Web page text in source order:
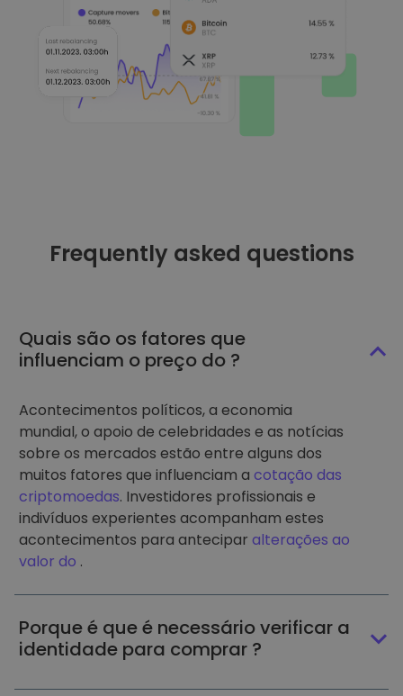
Frequently asked questions
Quais são os fatores que
influenciam o preço do ?
Acontecimentos políticos, a economia
mundial, o apoio de celebridades e as notícias
sobre os mercados estão entre alguns dos
muitos fatores que influenciam a cotação das
criptomoedas. Investidores profissionais e
indivíduos experientes acompanham estes
acontecimentos para antecipar alterações ao
valor do .
Porque é que é necessário verificar a
identidade para comprar ?